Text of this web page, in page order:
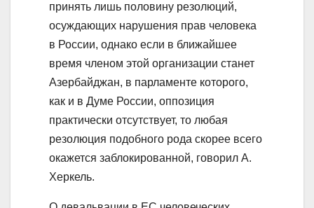
принять лишь половину резолюций,
осуждающих нарушения прав человека
в России, однако если в ближайшее
время членом этой организации станет
Азербайджан, в парламенте которого,
как и в Думе России, оппозиция
практически отсутствует, то любая
резолюция подобного рода скорее всего
окажется заблокированной, говорил А.
Херкель.